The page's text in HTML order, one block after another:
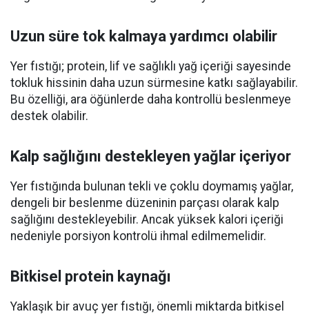
Uzun süre tok kalmaya yardımcı olabilir
Yer fıstığı; protein, lif ve sağlıklı yağ içeriği sayesinde
tokluk hissinin daha uzun sürmesine katkı sağlayabilir.
Bu özelliği, ara öğünlerde daha kontrollü beslenmeye
destek olabilir.
Kalp sağlığını destekleyen yağlar içeriyor
Yer fıstığında bulunan tekli ve çoklu doymamış yağlar,
dengeli bir beslenme düzeninin parçası olarak kalp
sağlığını destekleyebilir. Ancak yüksek kalori içeriği
nedeniyle porsiyon kontrolü ihmal edilmemelidir.
Bitkisel protein kaynağı
Yaklaşık bir avuç yer fıstığı, önemli miktarda bitkisel